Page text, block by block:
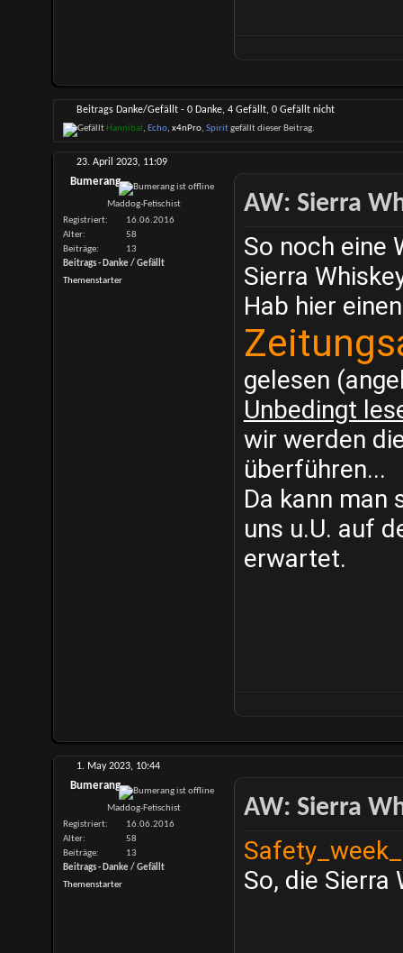
Beitrags Danke/Gefällt - 0 Danke, 4 Gefällt, 0 Gefällt nicht
Hannibal, Echo, x4nPro, Spiritgefällt dieser Beitrag.
23. April 2023, 11:09
Bumerang
Maddog-Fetischist
Registriert
16.06.2016
Alter
58
Beiträge
13
Beitrags - Danke / Gefällt
Themenstarter
AW: Sierra
So noch eine
Sierra
Hab hier
gelesen
Unbedingt
wir werden
überführen...
Da kann man
uns u.U. auf
erwartet.
1. May 2023, 10:44
Bumerang
Maddog-Fetischist
Registriert
16.06.2016
Alter
58
Beiträge
13
Beitrags - Danke / Gefällt
Themenstarter
AW: Sierra
So, die Sierra